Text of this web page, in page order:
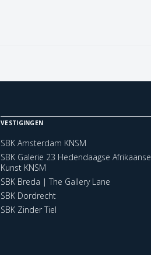
VESTIGINGEN
SBK Amsterdam KNSM
SBK Galerie 23 Hedendaagse Afrikaanse
Kunst KNSM
SBK Breda | The Gallery Lane
SBK Dordrecht
SBK Zinder Tiel